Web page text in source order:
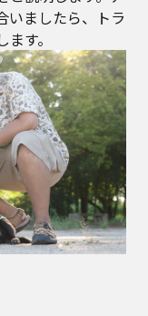
いましたら、トラ
す。